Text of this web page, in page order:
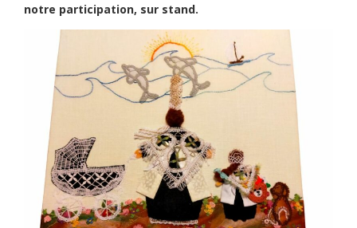
notre participation, sur stand.